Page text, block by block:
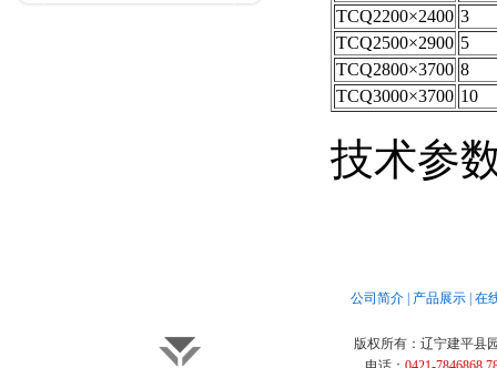
TCQ2200×2400 3
TCQ2500×2900 5
TCQ2800×3700 8
TCQ3000×3700 10
技术参
公司简介| 产品展示| 在
版权所有： 辽宁建平县